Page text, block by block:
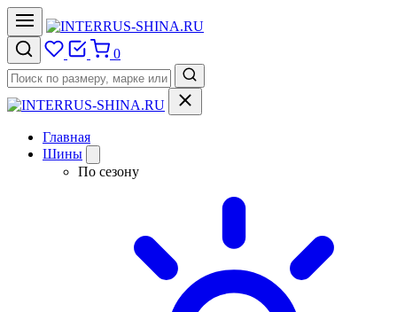
0
Главная
Шины
По сезону